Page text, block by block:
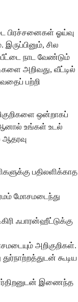
பிரச்சனைகள் ஓய்வு
சில
நாட வேண்டும்
அறிவது, வீட்டில்
பற்றி
ஒன்றாகப்
உங்கள் உடல்
ஆதரவு
பதிலளிக்காத
மோசமடைந்து
ஃபாரன்ஹீட்டுக்கு
அறிகுறிகள்.
கூடிய
இணைந்த